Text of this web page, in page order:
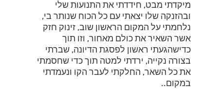
מיקדתי מבט, חידדתי את התנועות שלי
ובהזנקה שלו יצאתי עם כל הכוח שנותר בי,
נלחמתי על המקום הראשון שוב, זינוק חזק
אשר השאיר את כולם מאחור, וזו תוך
כדישהגעתי ראשון לפסגת הדיונה, שברתי
בצורה נקייה, ירדתי למטה תוך כדי שחסמתי
את כל השאר, החלקתי לעבר הקו ונעמדתי
במקום..